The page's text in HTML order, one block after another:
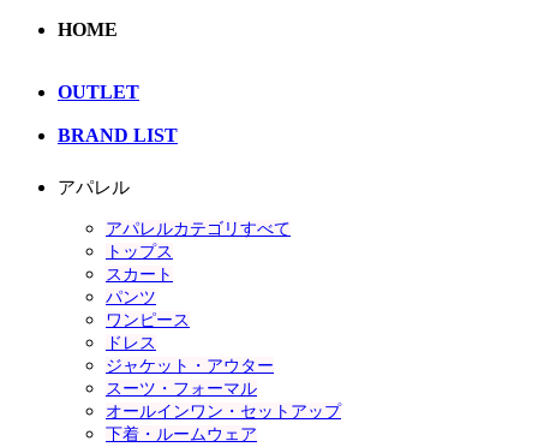
HOME
OUTLET
BRAND LIST
アパレル
アパレルカテゴリすべて
トップス
スカート
パンツ
ワンピース
ドレス
ジャケット・アウター
スーツ・フォーマル
オールインワン・セットアップ
下着・ルームウェア